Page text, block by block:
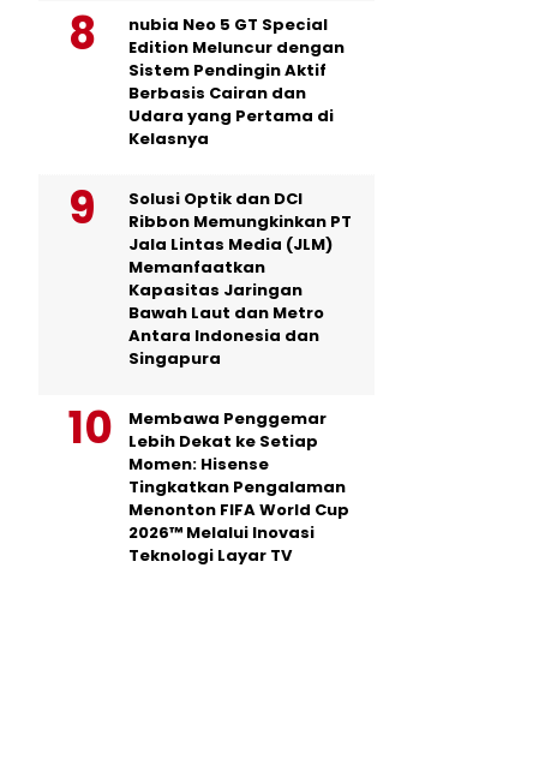
nubia Neo 5 GT Special
Edition Meluncur dengan
Sistem Pendingin Aktif
Berbasis Cairan dan
Udara yang Pertama di
Kelasnya
Solusi Optik dan DCI
Ribbon Memungkinkan PT
Jala Lintas Media (JLM)
Memanfaatkan
Kapasitas Jaringan
Bawah Laut dan Metro
Antara Indonesia dan
Singapura
Membawa Penggemar
Lebih Dekat ke Setiap
Momen: Hisense
Tingkatkan Pengalaman
Menonton FIFA World Cup
2026™ Melalui Inovasi
Teknologi Layar TV